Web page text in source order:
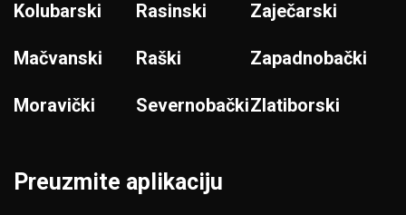
Kolubarski
Mačvanski
Moravički
Rasinski
Raški
Severnobački
Zaječarski
Zapadnobački
Zlatiborski
Preuzmite aplikaciju